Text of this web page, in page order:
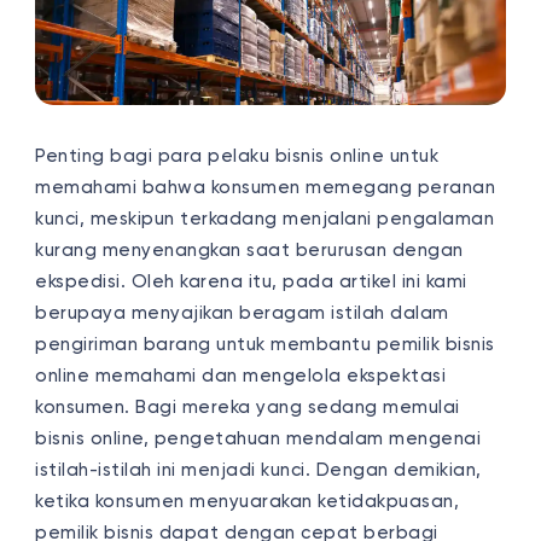
Penting bagi para pelaku bisnis online untuk
memahami bahwa konsumen memegang peranan
kunci, meskipun terkadang menjalani pengalaman
kurang menyenangkan saat berurusan dengan
ekspedisi. Oleh karena itu, pada artikel ini kami
berupaya menyajikan beragam istilah dalam
pengiriman barang untuk membantu pemilik bisnis
online memahami dan mengelola ekspektasi
konsumen. Bagi mereka yang sedang memulai
bisnis online, pengetahuan mendalam mengenai
istilah-istilah ini menjadi kunci. Dengan demikian,
ketika konsumen menyuarakan ketidakpuasan,
pemilik bisnis dapat dengan cepat berbagi